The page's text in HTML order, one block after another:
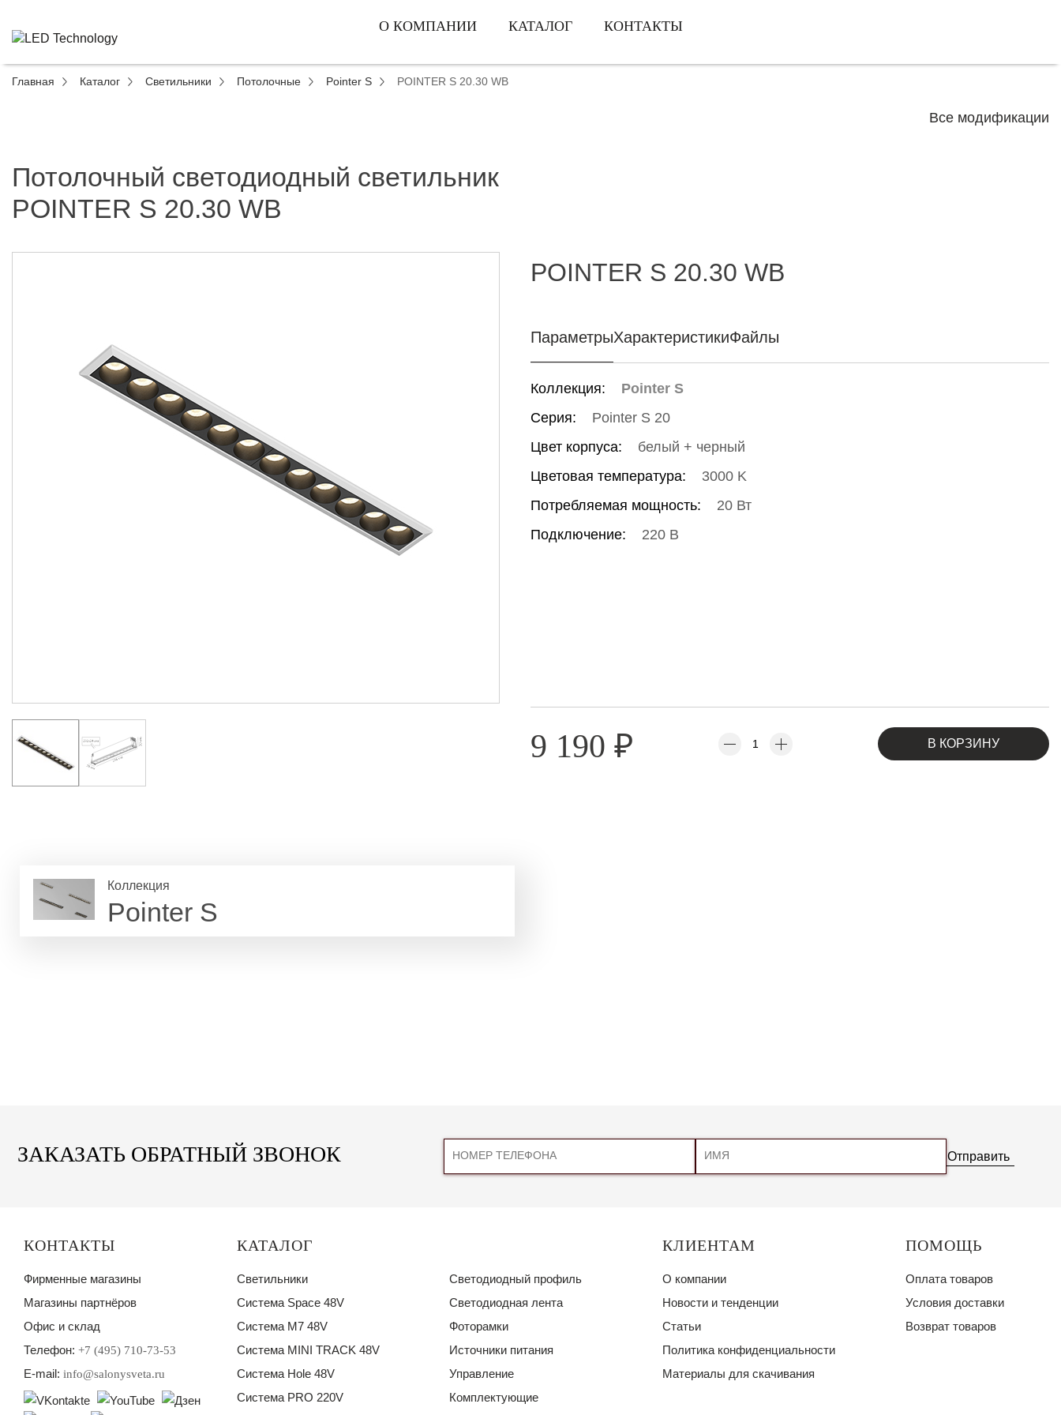
О КОМПАНИИ КАТАЛОГ КОНТАКТЫ
Главная Каталог Светильники Потолочные Pointer S POINTER S 20.30 WB
Все модификации
Потолочный светодиодный светильник
POINTER S 20.30 WB
POINTER S 20.30 WB
ПараметрыХарактеристикиФайлы
Коллекция:
Pointer S
Серия:
Pointer S 20
Цвет корпуса:
белый + черный
Цветовая температура:
3000 K
Потребляемая мощность:
20 Вт
Подключение:
220 В
9 190 ₽ В КОРЗИНУ
Коллекция
Pointer S
ЗАКАЗАТЬ ОБРАТНЫЙ ЗВОНОК Отправить
КАТАЛОГ
Светильники
Система Space 48V
Система M7 48V
Система MINI TRACK 48V
Система Hole 48V
Система PRO 220V
Светодиодный профиль
Светодиодная лента
Фоторамки
Источники питания
Управление
Комплектующие
КЛИЕНТАМ
О компании
Новости и тенденции
Статьи
Политика конфиденциальности
Материалы для скачивания
ПОМОЩЬ
Оплата товаров
Условия доставки
Возврат товаров
КОНТАКТЫ
Фирменные магазины
Магазины партнёров
Офис и склад
Телефон: +7 (495) 710-73-53
E-mail: info@salonysveta.ru